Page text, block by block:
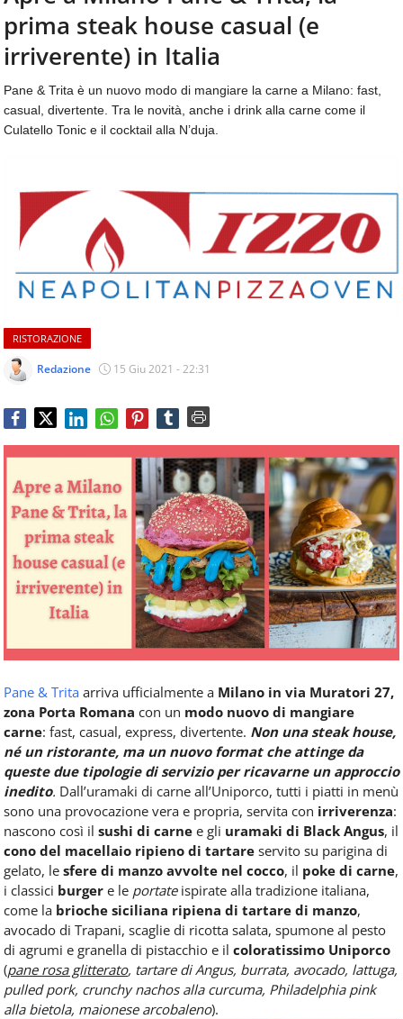
aggiornamenti
quotidiani
su
temi
come
ospitalità,
ristorazione,
catering
e
articoli
sul
mondo
dei
consumi
fuoricasa,
Food
Service
e
tutte
le
novità
del
comparto
Horeca.
CONTATTI
prima steak house casual (e
irriverente) in Italia
Pane & Trita è un nuovo modo di mangiare la carne a Milano: fast,
casual, divertente. Tra le novità, anche i drink alla carne come il
Culatello Tonic e il cocktail alla N’duja.
RISTORAZIONE
Redazione 15 Giu 2021 - 22:31
Pane & Trita arriva ufficialmente a Milano in via Muratori 27,
zona Porta Romana con un modo nuovo di mangiare
carne: fast, casual, express, divertente. Non una steak house,
né un ristorante, ma un nuovo format che attinge da
queste due tipologie di servizio per ricavarne un approccio
inedito. Dall’uramaki di carne all’Uniporco, tutti i piatti in menù
sono una provocazione vera e propria, servita con irriverenza:
nascono così il sushi di carne e gli uramaki di Black Angus, il
cono del macellaio ripieno di tartare servito su parigina di
gelato, le sfere di manzo avvolte nel cocco, il poke di carne,
i classici burger e le portateispirate alla tradizione italiana,
come la brioche siciliana ripiena di tartare di manzo,
avocado di Trapani, scaglie di ricotta salata, spumone al pesto
di agrumi e granella di pistacchio e il coloratissimo Uniporco
(pane rosa glitterato, tartare di Angus, burrata, avocado, lattuga,
pulled pork, crunchy nachos alla curcuma, Philadelphia pink
alla bietola, maionese arcobaleno).